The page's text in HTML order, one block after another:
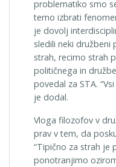
problematiko smo
temo izbrati
je dovolj
sledili neki družbeni
strah, recimo strah
političnega in
povedal za STA.
je dodal.
Vloga filozofov v
prav v tem, da
“Tipično za strah je
ponotranjimo